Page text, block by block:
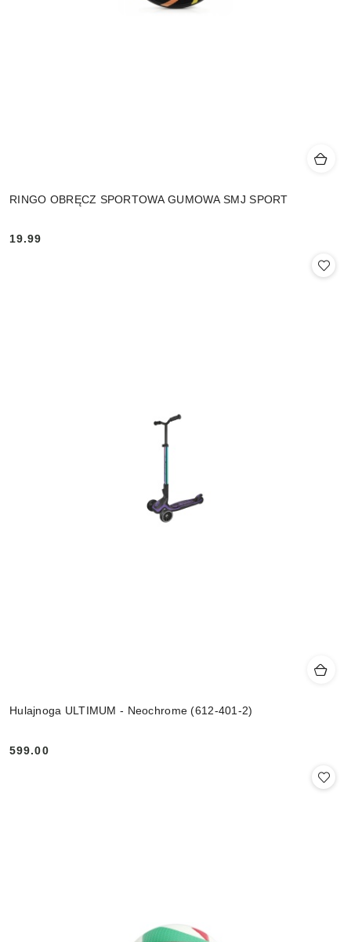
RINGO OBRĘCZ SPORTOWA GUMOWA SMJ SPORT
Cena:
19.99
Hulajnoga ULTIMUM - Neochrome (612-401-2)
Cena:
599.00